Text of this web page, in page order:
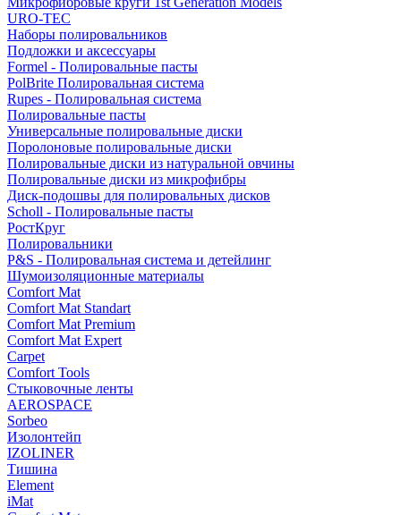
URO-TEC
Наборы полировальников
Подложки и аксессуары
Formel - Полировальные пасты
PolBrite Полировальная система
Rupes - Полировальная система
Полировальные пасты
Универсальные полировальные диски
Поролоновые полировальные диски
Полировальные диски из натуральной овчины
Полировальные диски из микрофибры
Диск-подошвы для полировальных дисков
Scholl - Полировальные пасты
РостКруг
Полировальники
P&S - Полировальная система и детейлинг
Шумоизоляционные материалы
Comfort Mat
Comfort Mat Standart
Comfort Mat Premium
Comfort Mat Expert
Carpet
Comfort Tools
Стыковочные ленты
AEROSPACE
Sorbeo
Изолонтейп
IZOLINER
Тишина
Element
iMat